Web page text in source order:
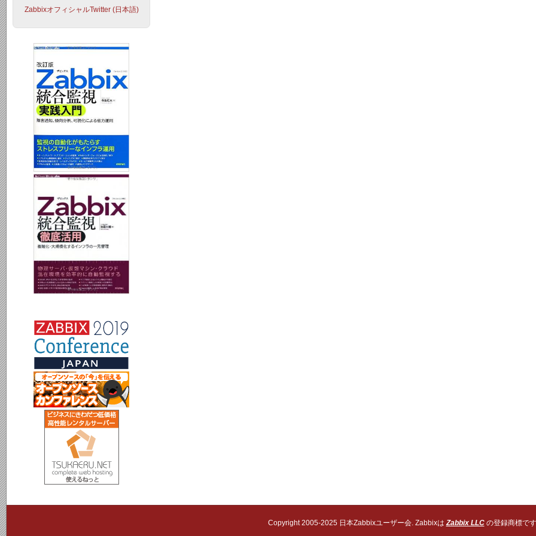
ZabbixオフィシャルTwitter (日本語)
Copyright 2005-2025 日本Zabbixユーザー会. ZabbixはZabbix LLCの登録商標です